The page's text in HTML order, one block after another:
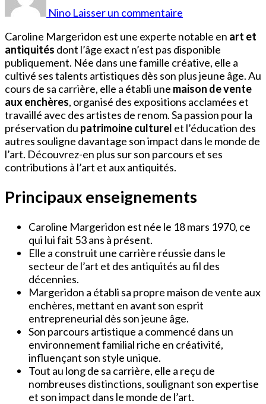
Nino Laisser un commentaire
Âge
Caroline Margeridon est une experte notable en art et
antiquités dont l’âge exact n’est pas disponible
publiquement. Née dans une famille créative, elle a
cultivé ses talents artistiques dès son plus jeune âge. Au
cours de sa carrière, elle a établi une maison de vente
aux enchères, organisé des expositions acclamées et
travaillé avec des artistes de renom. Sa passion pour la
préservation du patrimoine culturel et l’éducation des
autres souligne davantage son impact dans le monde de
l’art. Découvrez-en plus sur son parcours et ses
contributions à l’art et aux antiquités.
Principaux enseignements
Caroline Margeridon est née le 18 mars 1970, ce
qui lui fait 53 ans à présent.
Elle a construit une carrière réussie dans le
secteur de l’art et des antiquités au fil des
décennies.
Margeridon a établi sa propre maison de vente aux
enchères, mettant en avant son esprit
entrepreneurial dès son jeune âge.
Son parcours artistique a commencé dans un
environnement familial riche en créativité,
influençant son style unique.
Tout au long de sa carrière, elle a reçu de
nombreuses distinctions, soulignant son expertise
et son impact dans le monde de l’art.